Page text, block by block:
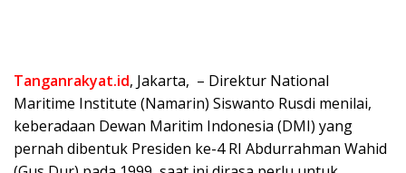
Tanganrakyat.id, Jakarta, – Direktur National
Maritime Institute (Namarin) Siswanto Rusdi menilai,
keberadaan Dewan Maritim Indonesia (DMI) yang
pernah dibentuk Presiden ke-4 RI Abdurrahman Wahid